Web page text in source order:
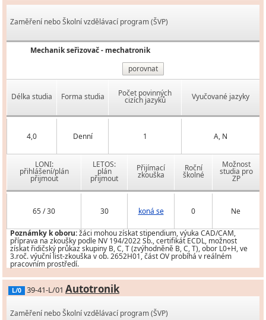
Zaměření nebo Školní vzdělávací program (ŠVP)
Mechanik seřizovač - mechatronik
porovnat
Délka studia Forma studia Počet povinných
cizích jazyků Vyučované jazyky
4,0 Denní 1 A, N
LONI:
přihlášení/plán
přijmout
LETOS:
plán
přijmout
Přijímací
zkouška
Roční
školné
Možnost
studia pro
ZP
65 / 30 30 koná se 0 Ne
Poznámky k oboru:žáci mohou získat stipendium, výuka CAD/CAM,
příprava na zkoušky podle NV 194/2022 Sb., certifikát ECDL, možnost
získat řidičský průkaz skupiny B, C, T (zvýhodněně B, C, T), obor L0+H, ve
3.roč. výuční list-zkouška v ob. 2652H01, část OV probíhá v reálném
pracovním prostředí.
L/0 39-41-L/01 Autotronik
Zaměření nebo Školní vzdělávací program (ŠVP)